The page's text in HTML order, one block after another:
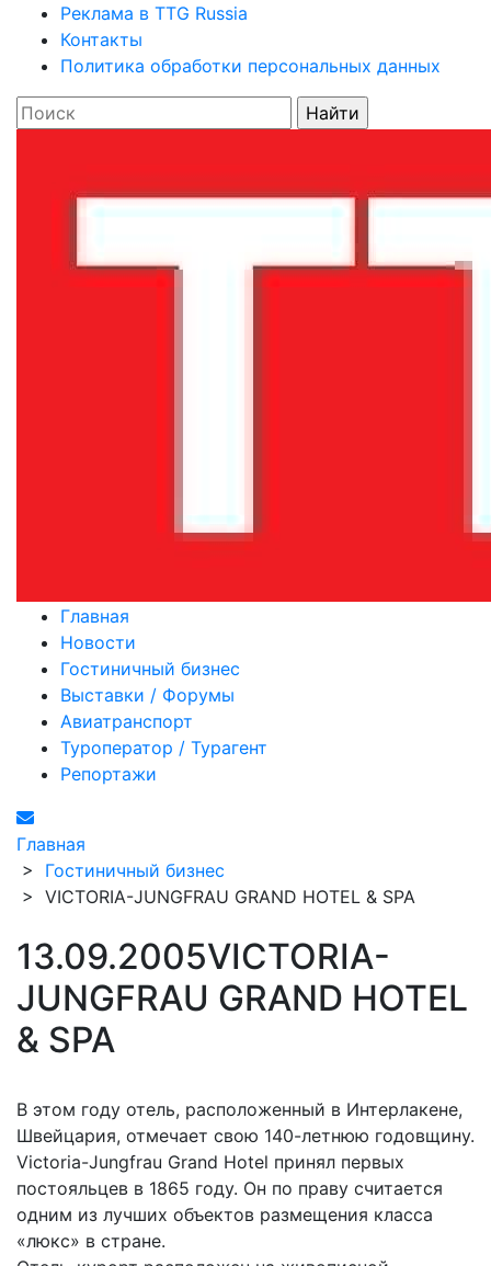
Реклама в TTG Russia
Контакты
Политика обработки персональных данных
Главная
Новости
Гостиничный бизнес
Выставки / Форумы
Авиатранспорт
Туроператор / Турагент
Репортажи
Главная
> Гостиничный бизнес
> VICTORIA-JUNGFRAU GRAND HOTEL & SPA
13.09.2005VICTORIA-
JUNGFRAU GRAND HOTEL
& SPA
В этом году отель, расположенный в Интерлакене,
Швейцария, отмечает свою 140-летнюю годовщину.
Victoria-Jungfrau Grand Hotel принял первых
постояльцев в 1865 году. Он по праву считается
одним из лучших объектов размещения класса
«люкс» в стране.